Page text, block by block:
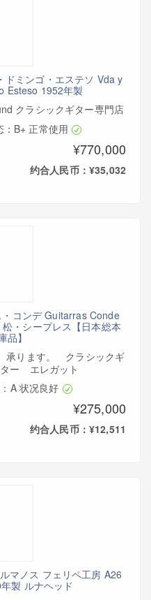
ドミンゴ・エステソ Vda y
Esteso 1952年製
クラシックギター専門店
：B+ 正常使用
¥770,000
约合人民币：¥35,032
コンデ Guitarras Conde
・シープレス【日本総本
品】
承ります。 クラシックギ
ー エレガット
A 状况良好
¥275,000
约合人民币：¥12,511
マノス フェリペ工房 A26
製 ルナヘッド